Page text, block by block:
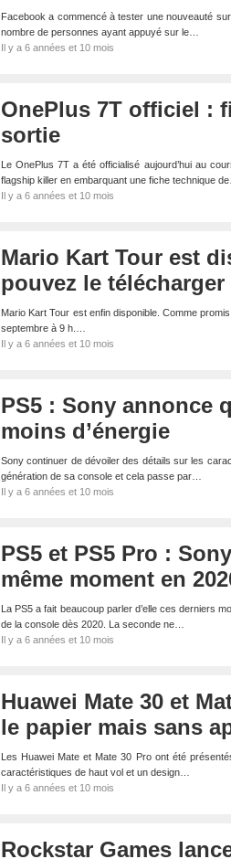
Facebook a commencé à tester une nouveauté
nombre de personnes ayant appuyé sur le…
Il y a 6 années et 10 mois
OnePlus 7T officiel :
sortie
Le OnePlus 7T a été officialisé aujourd’hui au
flagship killer en embarquant une fiche technique
Il y a 6 années et 10 mois
Mario Kart Tour est
pouvez le
Mario Kart Tour est enfin disponible. Comme
septembre à 9 h.…
Il y a 6 années et 10 mois
PS5 : Sony annonce
moins d’énergie
Sony continuer de dévoiler des détails sur les
génération de sa console et cela passe par…
Il y a 6 années et 10 mois
PS5 et PS5 Pro :
même moment en
La PS5 a fait beaucoup parler d’elle ces derniers
de la console dès 2020. La seconde ne…
Il y a 6 années et 10 mois
Huawei Mate 30 et
le papier mais sans
Les Huawei Mate et Mate 30 Pro ont été
caractéristiques de haut vol et un design…
Il y a 6 années et 10 mois
Rockstar Games